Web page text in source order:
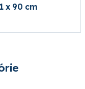
x 90 cm